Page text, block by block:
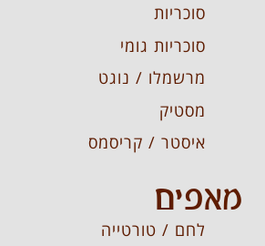
סוכריות
סוכריות גומי
מרשמלו / נוגט
מסטיק
איסטר / קריסמס
מאפים
לחם / טורטייה